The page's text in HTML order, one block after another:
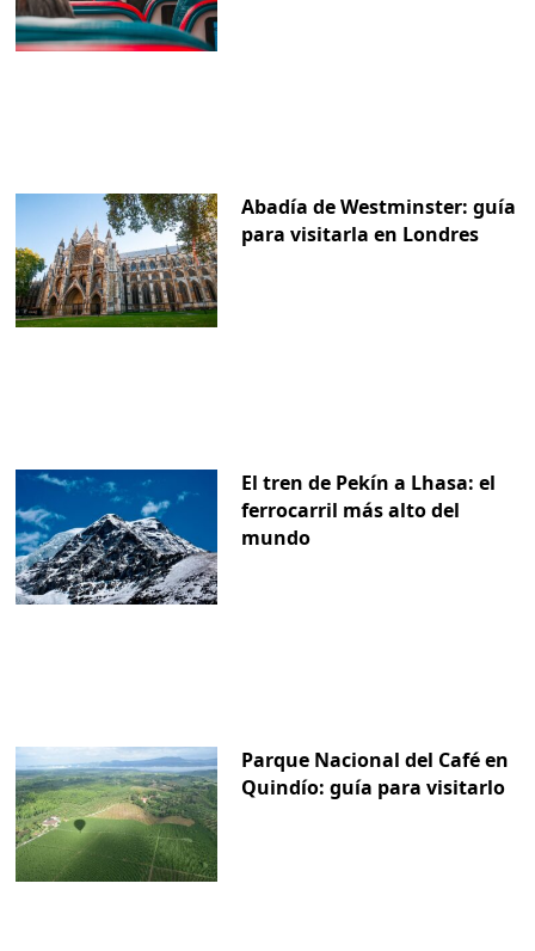
Abadía de Westminster: guía
para visitarla en Londres
El tren de Pekín a Lhasa: el
ferrocarril más alto del
mundo
Parque Nacional del Café en
Quindío: guía para visitarlo